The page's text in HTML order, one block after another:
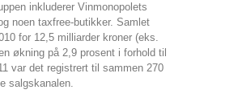
inkluderer Vinmonopolets
noen taxfree-butikker. Samlet
for 12,5 milliarder kroner (eks.
økning på 2,9 prosent i forhold til
var det registrert til sammen 270
salgskanalen.